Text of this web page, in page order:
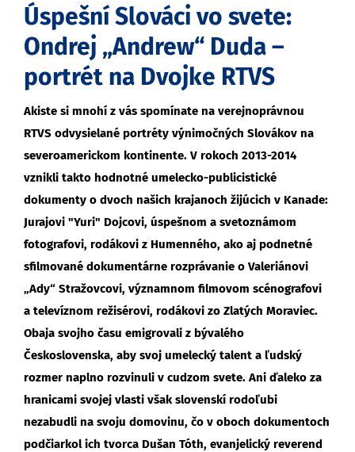
Úspešní Slováci vo svete:
Ondrej „Andrew“ Duda –
portrét na Dvojke RTVS
Akiste si mnohí z vás spomínate na verejnoprávnou
RTVS odvysielané portréty výnimočných Slovákov na
severoamerickom kontinente. V rokoch 2013-2014
vznikli takto hodnotné umelecko-publicistické
dokumenty o dvoch našich krajanoch žijúcich v Kanade:
Jurajovi "Yuri" Dojcovi, úspešnom a svetoznámom
fotografovi, rodákovi z Humenného, ako aj podnetné
sfilmované dokumentárne rozprávanie o Valeriánovi
„Ady“ Stražovcovi, významnom filmovom scénografovi
a televíznom režisérovi, rodákovi zo Zlatých Moraviec.
Obaja svojho času emigrovali z bývalého
Československa, aby svoj umelecký talent a ľudský
rozmer naplno rozvinuli v cudzom svete. Ani ďaleko za
hranicami svojej vlasti však slovenskí rodoľubi
nezabudli na svoju domovinu, čo v oboch dokumentoch
podčiarkol ich tvorca Dušan Tóth, evanjelický reverend